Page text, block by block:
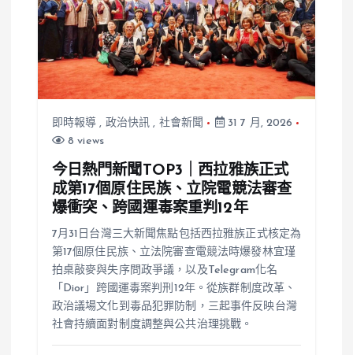
即時報導 , 政治快訊 , 社會新聞
31 7 月, 2026
8 views
今日熱門新聞TOP3｜西拉雅族正式
成第17個原住民族、立院電競法審查
爆衝突、跨國運毒案重判12年
7月31日台灣三大新聞焦點包括西拉雅族正式核定為
第17個原住民族、立法院審查電競法時爆發林宜瑾
拍桌敲麥與失序問政爭議，以及Telegram化名
「Dior」跨國運毒案判刑12年。從族群制度改革、
政治議場文化到毒品犯罪防制，三起事件反映台灣
社會持續面對制度調整與公共治理挑戰。